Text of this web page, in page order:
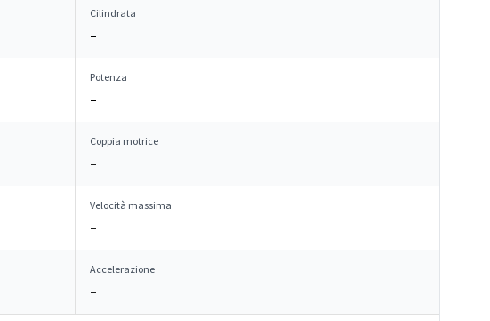
Cilindrata
–
Potenza
–
Coppia motrice
–
Velocità massima
–
Accelerazione
–